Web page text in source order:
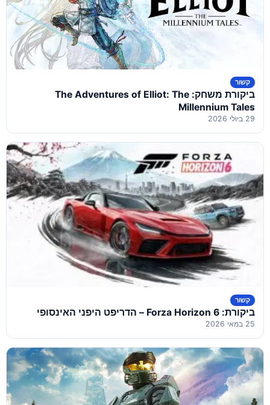
קשור
ביקורת משחק: The Adventures of Elliot: The
Millennium Tales
29 ביולי 2026
קשור
ביקורת: Forza Horizon 6 – הדריפט היפני האינסופי
25 במאי 2026